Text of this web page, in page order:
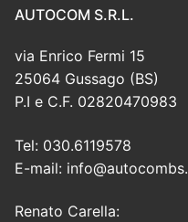
AUTOCOM S.R.L.
via Enrico Fermi 15
25064 Gussago (BS)
P.I e C.F. 02820470983
Tel: 030.6119578
E-mail:
Renato Carella: